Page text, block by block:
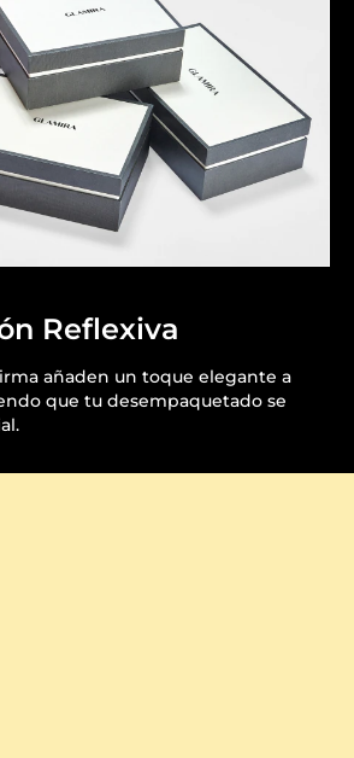
Reflexiva
añaden un toque elegante a
que tu desempaquetado se